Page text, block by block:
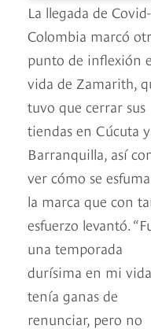
La llegada de
Colombia marcó
punto de inflexión
vida de Zamarith,
tuvo que cerrar sus
tiendas en Cúcuta y
Barranquilla, así
ver cómo se
la marca que con
esfuerzo levantó.
una temporada
durísima en mi vida,
tenía ganas de
renunciar, pero no